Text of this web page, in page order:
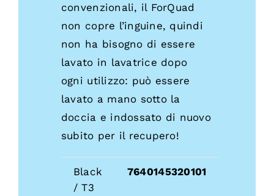
convenzionali, il ForQuad
non copre l’inguine, quindi
non ha bisogno di essere
lavato in lavatrice dopo
ogni utilizzo: può essere
lavato a mano sotto la
doccia e indossato di nuovo
subito per il recupero!
Black
/ T3
7640145320101